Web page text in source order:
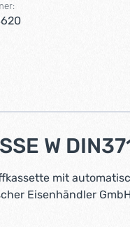
W
mit
Eisenhändler